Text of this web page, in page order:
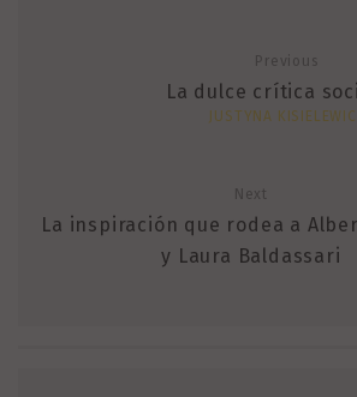
Previous
La dulce crítica
JUSTYNA
Next
La inspiración que rodea a
y Laura Baldassari